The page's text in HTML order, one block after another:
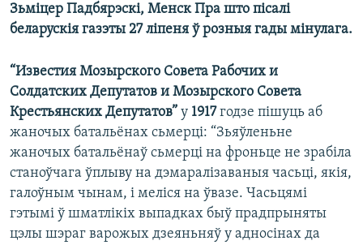
ПАЛІТВЯЗЬНІ
КАЛЯНДАР
PREMIUM
НА ХВАЛЯХ СВАБОДЫ
Усе сайты РС/РСЭ
Зьміцер Падбярэскі, Менск Пра што пісалі
беларускія газэты 27 ліпеня ў розныя гады мінулага.
“Известия Мозырского Совета Рабочих и
Солдатских Депутатов и Мозырского Совета
Крестьянских Депутатов” у 1917годзе пішуць аб
жаночых батальёнах сьмерці: “Зьяўленьне
жаночых батальёнаў сьмерці на фроньце не зрабіла
станоўчага ўплыву на дэмаралізаваныя часьці, якія,
галоўным чынам, і меліся на ўвазе. Часьцямі
гэтымі ў шматлікіх выпадках быў прадпрыняты
цэлы шэраг варожых дзеяньняў у адносінах да